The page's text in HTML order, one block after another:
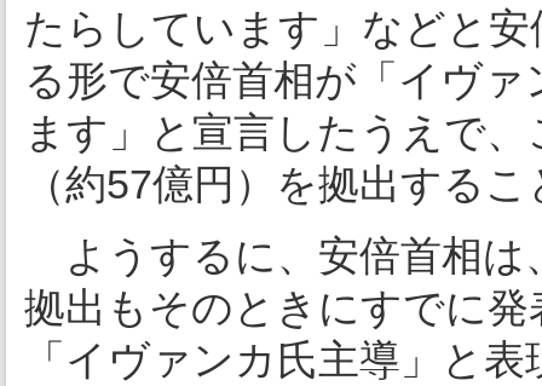
たらしています」などと
る形で安倍首相が「イヴ
ます」と宣言したうえで
（約57億円）を拠出する
ようするに、安倍首相は
拠出もそのときにすでに
「イヴァンカ氏主導」と